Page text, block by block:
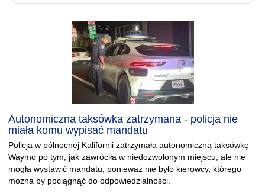
Autonomiczna taksówka zatrzymana - policja nie
miała komu wypisać mandatu
Policja w północnej Kalifornii zatrzymała autonomiczną taksówkę
Waymo po tym, jak zawróciła w niedozwolonym miejscu, ale nie
mogła wystawić mandatu, ponieważ nie było kierowcy, którego
można by pociągnąć do odpowiedzialności.